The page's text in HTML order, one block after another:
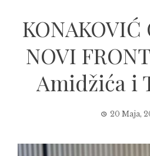
KONAKOVIĆ
NOVI
Amidžića i
20 Maja,